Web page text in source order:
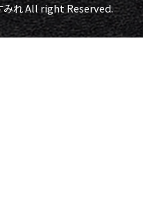
れ All right Reserved.